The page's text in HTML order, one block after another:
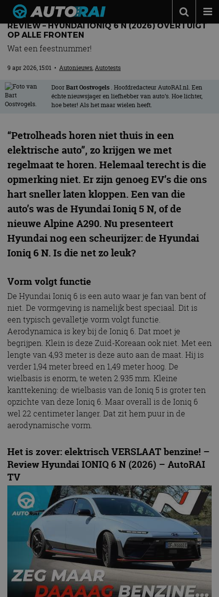
Autonieuws
Podcast
Autotests
Automerken
Adverteren
MotorRAI.nl
REVIEW – HYUNDAI IONIQ 6 N (2026) OVERTUIGT
OP ALLE FRONTEN
Wat een feestnummer!
9 apr 2026, 15:01 • Autonieuws,Autotests
DoorBart Oostvogels . Hoofdredacteur AutoRAI.nl. Een
échte nieuwsjager en liefhebber van auto’s. Hoe lichter,
hoe beter! Als het maar wielen heeft.
“Petrolheads horen niet thuis in een
elektrische auto”, zo krijgen we met
regelmaat te horen. Helemaal terecht is die
opmerking niet. Er zijn genoeg EV’s die ons
hart sneller laten kloppen. Een van die
auto’s was de Hyundai Ioniq 5 N, of de
nieuwe Alpine A290. Nu presenteert
Hyundai nog een scheurijzer: de Hyundai
Ioniq 6 N. Is die net zo leuk?
Vorm volgt functie
De Hyundai Ioniq 6 is een auto waar je fan van bent of
niet. De vormgeving is namelijk best speciaal. Dit is
een typisch gevalletje vorm volgt functie.
Aerodynamica is key bij de Ioniq 6. Dat moet je
begrijpen. Klein is deze Zuid-Koreaan ook niet. Met een
lengte van 4,93 meter is deze auto aan de maat. Hij is
verder 1,94 meter breed en 1,49 meter hoog. De
wielbasis is enorm, te weten 2.935 mm. Kleine
kanttekening: de wielbasis van de Ioniq 5 is groter ten
opzichte van deze Ioniq 6. Maar overall is de Ioniq 6
wel 22 centimeter langer. Dat zit hem puur in de
aerodynamische vorm.
Het is zover: elektrisch VERSLAAT benzine! –
Review Hyundai IONIQ 6 N (2026) – AutoRAI
TV